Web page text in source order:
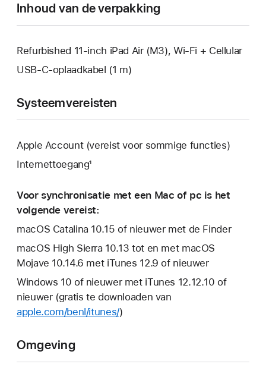
Inhoud van de verpakking
Refurbished 11‑inch iPad Air (M3), Wi-Fi + Cellular
USB‑C-oplaadkabel (1 m)
Systeemvereisten
Apple Account (vereist voor sommige functies)
Internettoegang¹
Voor synchronisatie met een Mac of pc is het
volgende vereist:
macOS Catalina 10.15 of nieuwer met de Finder
macOS High Sierra 10.13 tot en met macOS
Mojave 10.14.6 met iTunes 12.9 of nieuwer
Windows 10 of nieuwer met iTunes 12.12.10 of
nieuwer (gratis te downloaden van
apple.com/benl/itunes/)
Omgeving